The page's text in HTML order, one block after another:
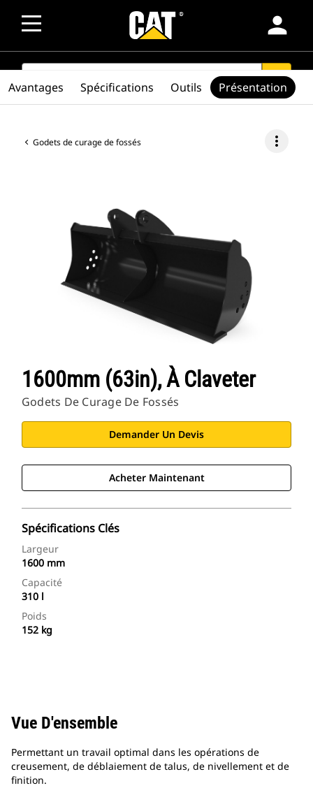
person
SEARCH search
Godets de curage de fossés more_vert
1600mm (63in), À Claveter
Godets De Curage De Fossés
Demander Un Devis
Acheter Maintenant
Spécifications Clés
Largeur
1600 mm
Capacité
310 l
Poids
152 kg
Avantages Spécifications Outils Présentation
Vue D'ensemble
Permettant un travail optimal dans les opérations de
creusement, de déblaiement de talus, de nivellement et de
finition.